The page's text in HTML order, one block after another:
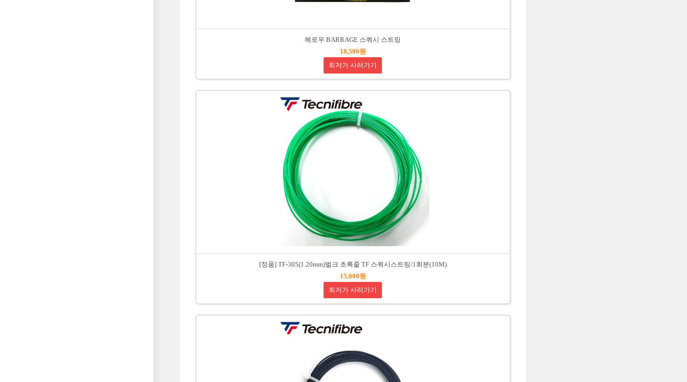
헤로우 BARRAGE 스쿼시 스트링
18,500원
최저가 사러가기
[정품] TF-305(1.20mm)벌크 초록줄 TF 스쿼시스트링/1회분(10M)
15,000원
최저가 사러가기